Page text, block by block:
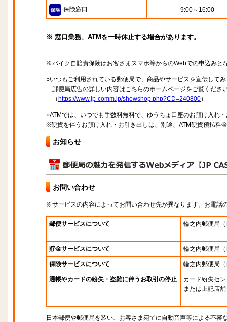
保険窓口 9:00～16:00
※ 窓口業務、ATMを一時休止する場合があります。
※バイク自賠責保険はお客さまスマホ等からのWebでの申込みと
○いつもご利用されている郵便局で、商品やサービスを宣伝して
郵便局広告の詳しい内容はこちらのホームページをご覧くださ
（ https://www.jp-comm.jp/showshop.php?CD=240800）
○ATMでは、いつでも手数料無料で、ゆうちょ口座のお預け入れ
※硬貨を伴うお預け入れ・お引き出しは、別途、ATM硬貨預払料
お知らせ
お問い合わせ
※サービスの内容によってお問い合わせ先が異なります。お電話
郵便サービスについて 輪之内郵便局
貯金サービスについて 輪之内郵便局
保険サービスについて 輪之内郵便局
通帳やカードの紛失・盗難に伴うお取引の停止
カード紛失セ
または上記店舗
日本郵便や郵便局を装い、お客さま宛てに自動音声等による不審